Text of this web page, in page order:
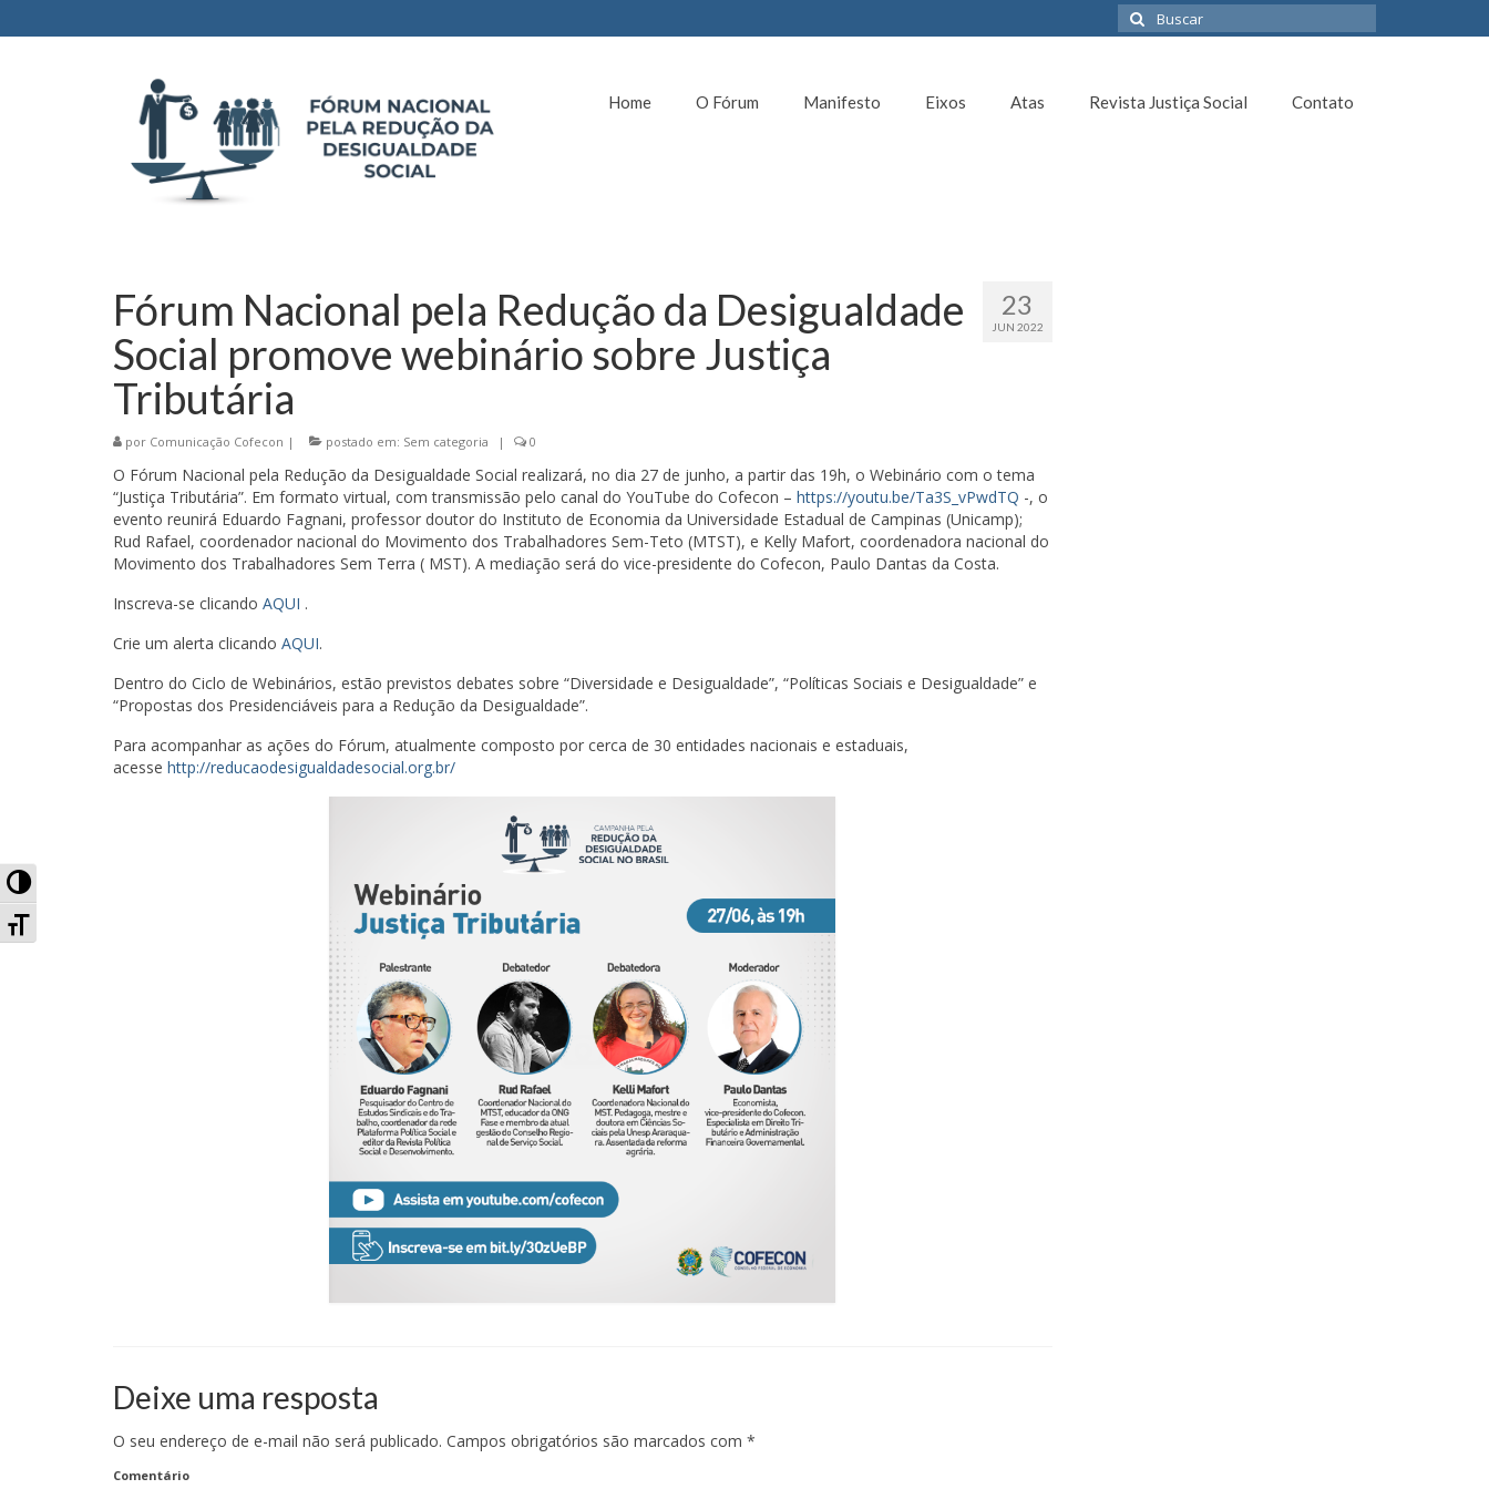
Alternar Alto Contraste
Alternar Tamanho da Fonte
Buscar
por:
Home O Fórum Manifesto Eixos Atas Revista Justiça Social Contato
23
JUN 2022
Fórum Nacional pela Redução da Desigualdade
Social promove webinário sobre Justiça
Tributária
por Comunicação Cofecon | postado em: Sem categoria | 0
O Fórum Nacional pela Redução da Desigualdade Social realizará, no dia 27 de junho, a partir das 19h, o Webinário com o tema
“Justiça Tributária”. Em formato virtual, com transmissão pelo canal do YouTube do Cofecon – https://youtu.be/Ta3S_vPwdTQ -, o
evento reunirá Eduardo Fagnani, professor doutor do Instituto de Economia da Universidade Estadual de Campinas (Unicamp);
Rud Rafael, coordenador nacional do Movimento dos Trabalhadores Sem-Teto (MTST), e Kelly Mafort, coordenadora nacional do
Movimento dos Trabalhadores Sem Terra ( MST). A mediação será do vice-presidente do Cofecon, Paulo Dantas da Costa.
Inscreva-se clicando AQUI .
Crie um alerta clicando AQUI.
Dentro do Ciclo de Webinários, estão previstos debates sobre “Diversidade e Desigualdade”, “Políticas Sociais e Desigualdade” e
“Propostas dos Presidenciáveis para a Redução da Desigualdade”.
Para acompanhar as ações do Fórum, atualmente composto por cerca de 30 entidades nacionais e estaduais,
acesse http://reducaodesigualdadesocial.org.br/
Deixe uma resposta
O seu endereço de e-mail não será publicado. Campos obrigatórios são marcados com *
Comentário